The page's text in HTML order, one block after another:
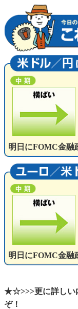
明日にFOMC金融
明日にFOMC金融
★☆>>>更に詳しい
ぞ！